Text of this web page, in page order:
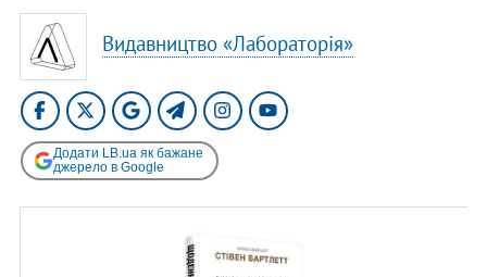
Видавництво «Лабораторія»
Додати LB.ua як бажане
джерело в Google